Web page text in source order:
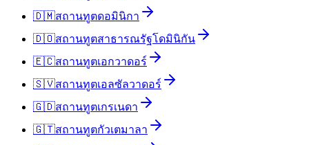
🇩🇲สถานทูตดอมินิกา
🇩🇴สถานทูตสาธารณรัฐโดมินิกัน
🇪🇨สถานทูตเอกวาดอร์
🇸🇻สถานทูตเอลซัลวาดอร์
🇬🇩สถานทูตเกรเนดา
🇬🇹สถานทูตกัวเตมาลา